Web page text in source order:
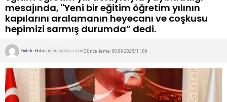
mesajında, "Yeni bir eğitim öğretim yılının
kapılarını aralamanın heyecanı ve coşkusu
hepimizi sarmış durumda” dedi.
Kırıkkale Haber08.09.2025 / 11:09Güncelleme: 08.09.2025/11:09